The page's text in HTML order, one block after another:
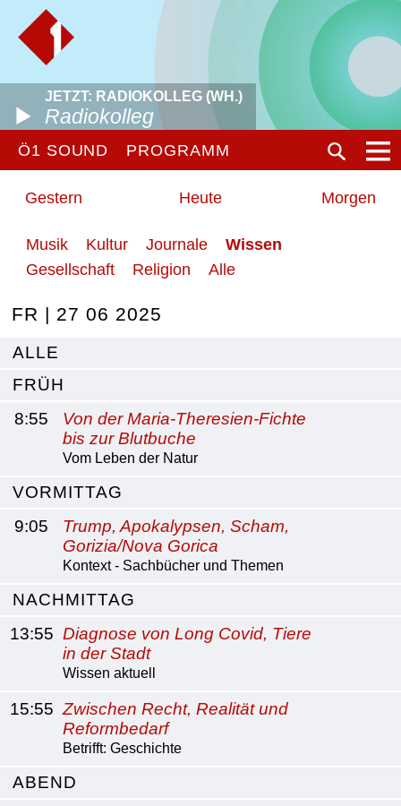
JETZT: RADIOKOLLEG (WH.)
Radiokolleg
Ö1 SOUND PROGRAMM
Gestern Heute Morgen
Musik Kultur Journale
Wissen
Gesellschaft
Religion Alle
FR | 27 06 2025
ALLE
FRÜH
8:55
Von der Maria-Theresien-Fichte
bis zur Blutbuche
Vom Leben der Natur
VORMITTAG
9:05
Trump, Apokalypsen, Scham,
Gorizia/Nova Gorica
Kontext - Sachbücher und Themen
NACHMITTAG
13:55 Diagnose von Long Covid, Tiere
in der Stadt
Wissen aktuell
15:55 Zwischen Recht, Realität und
Reformbedarf
Betrifft: Geschichte
ABEND